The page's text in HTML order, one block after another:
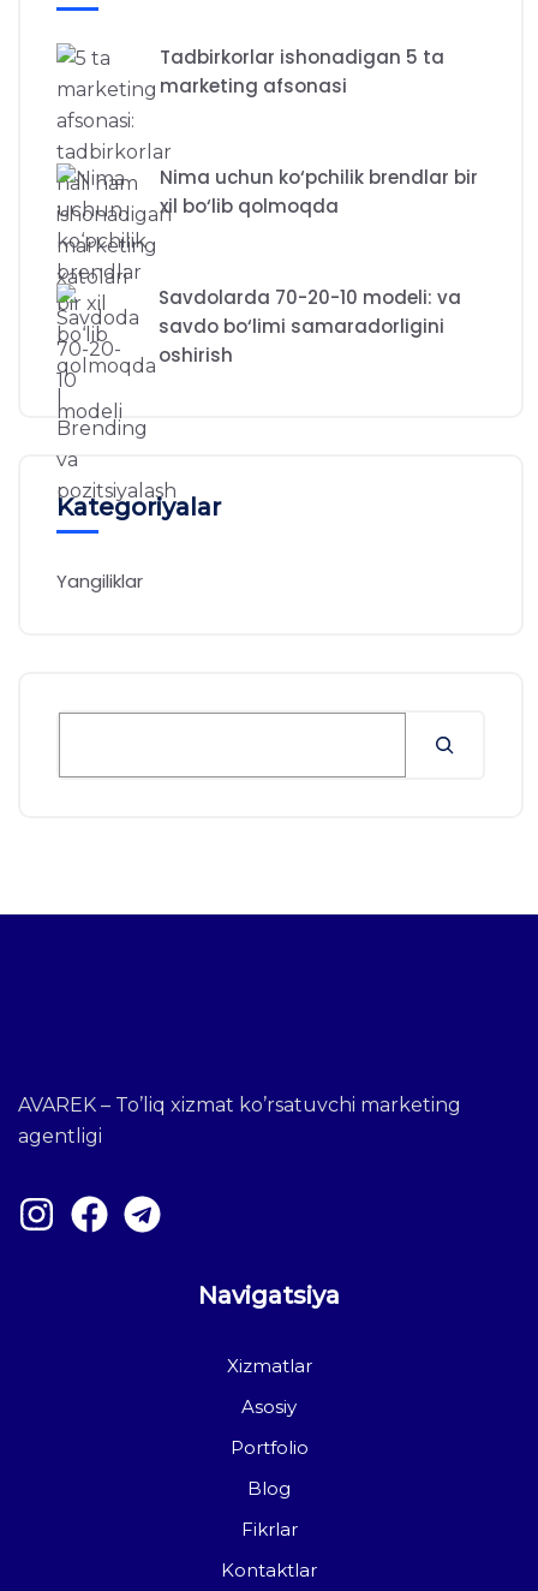
Tadbirkorlar ishonadigan 5 ta
marketing afsonasi
Nima uchun ko‘pchilik brendlar bir
xil bo‘lib qolmoqda
Savdolarda 70-20-10 modeli: va
savdo bo‘limi samaradorligini
oshirish
Kategoriyalar
Yangiliklar
AVAREK – To’liq xizmat ko’rsatuvchi marketing
agentligi
Navigatsiya
Xizmatlar
Asosiy
Portfolio
Blog
Fikrlar
Kontaktlar